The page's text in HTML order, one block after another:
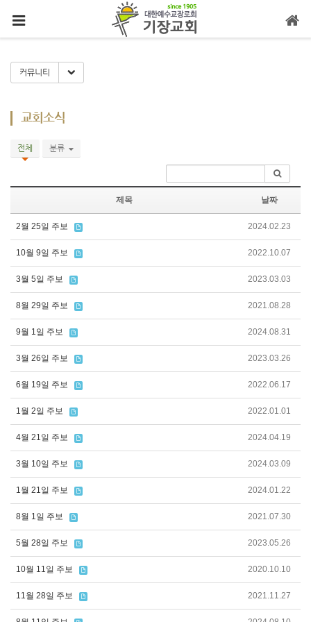
커뮤니티 Toggle Dropdown
교회소식
전체 분류
제목 날짜
2월 25일 주보 2024.02.23
10월 9일 주보 2022.10.07
3월 5일 주보 2023.03.03
8월 29일 주보 2021.08.28
9월 1일 주보 2024.08.31
3월 26일 주보 2023.03.26
6월 19일 주보 2022.06.17
1월 2일 주보 2022.01.01
4월 21일 주보 2024.04.19
3월 10일 주보 2024.03.09
1월 21일 주보 2024.01.22
8월 1일 주보 2021.07.30
5월 28일 주보 2023.05.26
10월 11일 주보 2020.10.10
11월 28일 주보 2021.11.27